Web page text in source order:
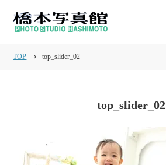
TOP top_slider_02
top_slider_02